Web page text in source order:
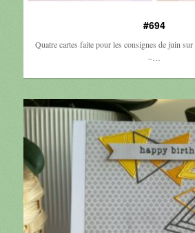
#694
Quatre cartes faite pour les consignes de juin
–…